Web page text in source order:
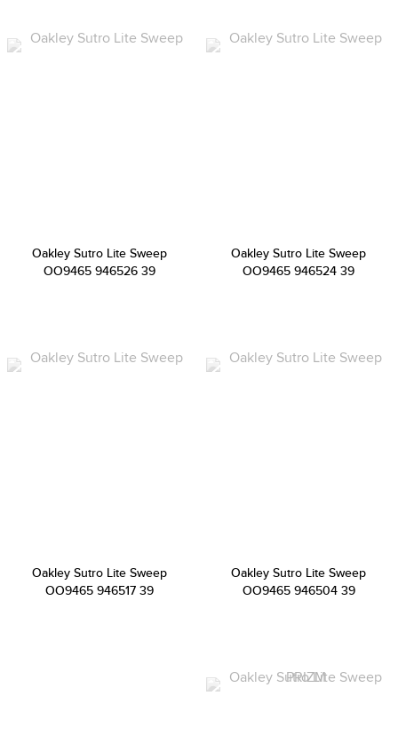
Oakley Sutro Lite Sweep
OO9465 946526 39
Oakley Sutro Lite Sweep
OO9465 946524 39
Oakley Sutro Lite Sweep
OO9465 946517 39
Oakley Sutro Lite Sweep
OO9465 946504 39